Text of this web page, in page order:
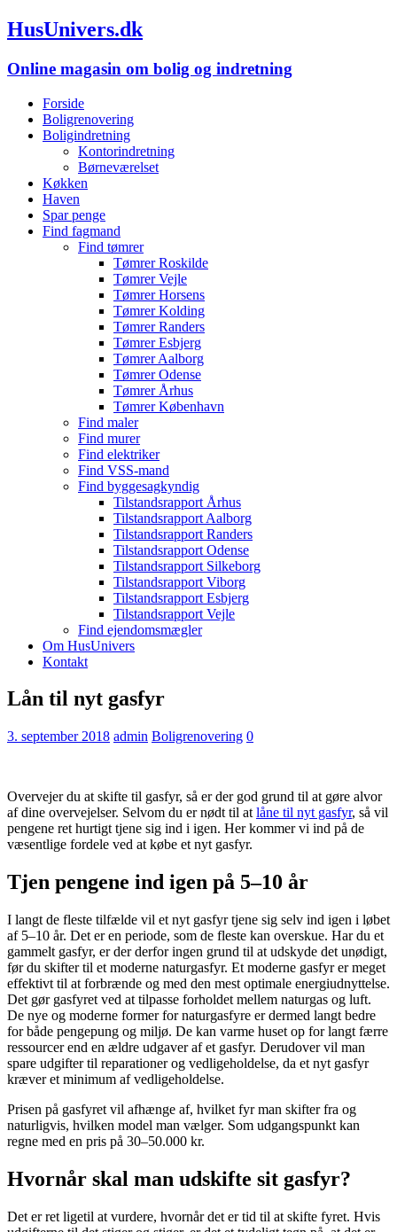
HusUnivers.dk
Online magasin om bolig og indretning
Forside
Boligrenovering
Boligindretning
Kontorindretning
Børneværelset
Køkken
Haven
Spar penge
Find fagmand
Find tømrer
Tømrer Roskilde
Tømrer Vejle
Tømrer Horsens
Tømrer Kolding
Tømrer Randers
Tømrer Esbjerg
Tømrer Aalborg
Tømrer Odense
Tømrer Århus
Tømrer København
Find maler
Find murer
Find elektriker
Find VSS-mand
Find byggesagkyndig
Tilstandsrapport Århus
Tilstandsrapport Aalborg
Tilstandsrapport Randers
Tilstandsrapport Odense
Tilstandsrapport Silkeborg
Tilstandsrapport Viborg
Tilstandsrapport Esbjerg
Tilstandsrapport Vejle
Find ejendomsmægler
Om HusUnivers
Kontakt
Lån til nyt gasfyr
3. september 2018 admin Boligrenovering 0
Overvejer du at skifte til gasfyr, så er der god grund til at gøre alvor
af dine overvejelser. Selvom du er nødt til at låne til nyt gasfyr, så vil
pengene ret hurtigt tjene sig ind i igen. Her kommer vi ind på de
væsentlige fordele ved at købe et nyt gasfyr.
Tjen pengene ind igen på 5–10 år
I langt de fleste tilfælde vil et nyt gasfyr tjene sig selv ind igen i løbet
af 5–10 år. Det er en periode, som de fleste kan overskue. Har du et
gammelt gasfyr, er der derfor ingen grund til at udskyde det unødigt,
før du skifter til et moderne naturgasfyr. Et moderne gasfyr er meget
effektivt til at forbrænde og med den mest optimale energiudnyttelse.
Det gør gasfyret ved at tilpasse forholdet mellem naturgas og luft.
De nye og moderne former for naturgasfyre er dermed langt bedre
for både pengepung og miljø. De kan varme huset op for langt færre
ressourcer end en ældre udgaver af et gasfyr. Derudover vil man
spare udgifter til reparationer og vedligeholdelse, da et nyt gasfyr
kræver et minimum af vedligeholdelse.
Prisen på gasfyret vil afhænge af, hvilket fyr man skifter fra og
naturligvis, hvilken model man vælger. Som udgangspunkt kan
regne med en pris på 30–50.000 kr.
Hvornår skal man udskifte sit gasfyr?
Det er ret ligetil at vurdere, hvornår det er tid til at skifte fyret. Hvis